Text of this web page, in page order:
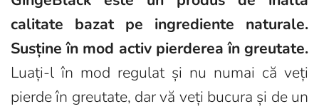
calitate bazat pe ingrediente naturale.
Susține în mod activ pierderea în greutate.
Luați-l în mod regulat și nu numai că veți
pierde în greutate, dar vă veți bucura și de un